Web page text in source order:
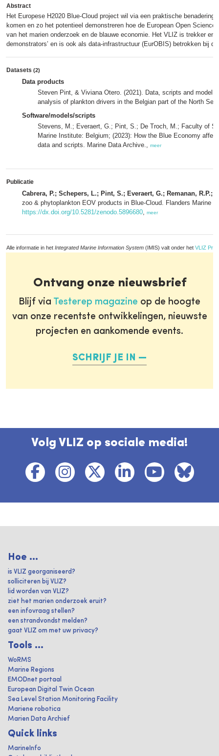
Abstract
Het Europese H2020 Blue-Cloud project wil via een praktische
komen en zo het potentieel demonstreren hoe de European Open
van het marien onderzoek en de blauwe economie. Het VLIZ is trekker en
demonstrators’ en is ook als data-infrastructuur (EurOBIS) betrokken bij
Datasets (2)
Data products
Steven Pint, & Viviana Otero. (2021). Data, scripts and model
analysis of plankton drivers in the Belgian part of the North
Software/models/scripts
Stevens, M.; Everaert, G.; Pint, S.; De Troch, M.; Faculty of
Marine Institute: Belgium; (2023): How the Blue Economy
data and scripts. Marine Data Archive., meer
Publicatie
Cabrera, P.; Schepers, L.; Pint, S.; Everaert, G.; Remanan, R.P.;
zoo & phytoplankton EOV products in Blue-Cloud. Flanders Marine
https://dx.doi.org/10.5281/zenodo.5896680, meer
Alle informatie in het Integrated Marine Information System (IMIS) valt onder het VLIZ
Ontvang onze nieuwsbrief
Blijf via Testerep magazine op de hoogte
van onze recentste ontwikkelingen, nieuwste
projecten en aankomende events.
SCHRIJF JE IN
Volg VLIZ op sociale media!
Hoe ...
is VLIZ georganiseerd?
solliciteren bij VLIZ?
lid worden van VLIZ?
ziet het marien onderzoek eruit?
een infovraag stellen?
een strandvondst melden?
gaat VLIZ om met uw privacy?
Tools ...
WoRMS
Marine Regions
EMODnet portaal
European Digital Twin Ocean
Sea Level Station Monitoring Facility
Mariene robotica
Marien Data Archief
Quick links
MarineInfo